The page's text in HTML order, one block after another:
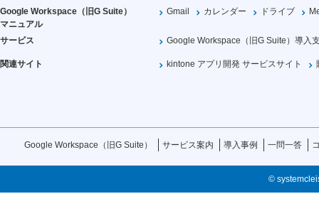
Google Workspace（旧G Suite）
マニュアル
Gmail カレンダー ドライブ
サービス Google Workspace（旧G Suite）導入
関連サイト kintone アプリ開発 サービスサイト
Google Workspace（旧G Suite） サービス案内 導入事例 一問一答
©